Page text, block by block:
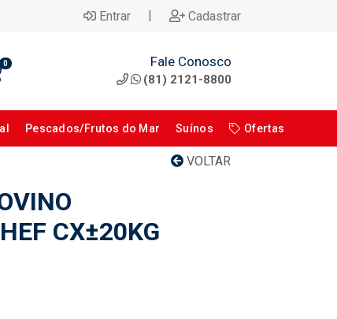
Entrar | Cadastrar
0 Fale Conosco
(81) 2121-8800
Pescados/Frutos do Mar Suínos Ofertas
VOLTAR
CX±20KG